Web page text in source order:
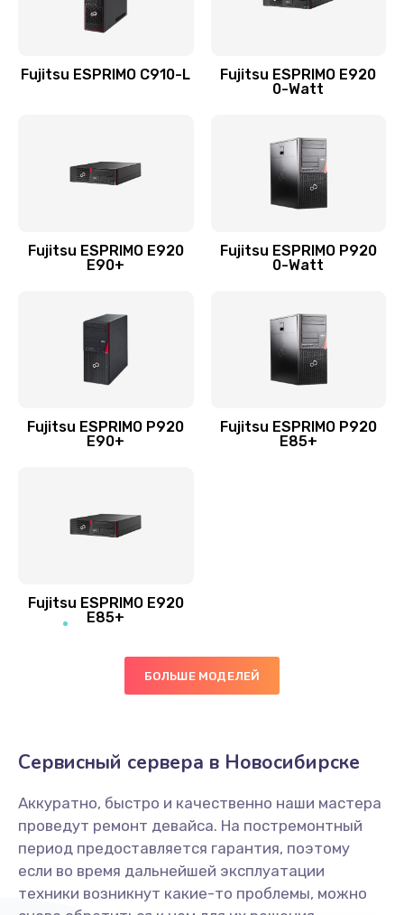
Fujitsu ESPRIMO C910-L
Fujitsu ESPRIMO E920
0-Watt
Fujitsu ESPRIMO E920
E90+
Fujitsu ESPRIMO P920
0-Watt
Fujitsu ESPRIMO P920
E90+
Fujitsu ESPRIMO P920
E85+
Fujitsu ESPRIMO E920
E85+
БОЛЬШЕ МОДЕЛЕЙ
Сервисный сервера в Новосибирске
Аккуратно, быстро и качественно наши мастера
проведут ремонт девайса. На постремонтный
период предоставляется гарантия, поэтому
если во время дальнейшей эксплуатации
техники возникнут какие-то проблемы, можно